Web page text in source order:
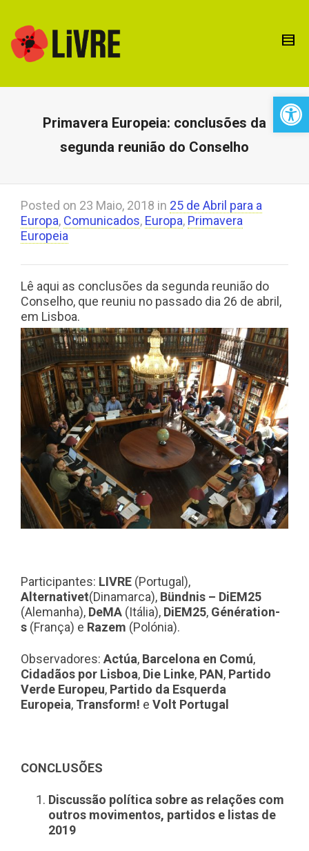
Primavera Europeia: conclusões da
segunda reunião do Conselho
Posted on 23 Maio, 2018 in 25 de Abril para a
Europa, Comunicados, Europa, Primavera
Europeia
Lê aqui as conclusões da segunda reunião do
Conselho, que reuniu no passado dia 26 de abril,
em Lisboa.
Participantes: LIVRE (Portugal),
Alternativet(Dinamarca), Bündnis – DiEM25
(Alemanha), DeMA (Itália), DiEM25, Génération-
s (França) e Razem (Polónia).
Observadores: Actúa, Barcelona en Comú,
Cidadãos por Lisboa, Die Linke, PAN, Partido
Verde Europeu, Partido da Esquerda
Europeia, Transform! e Volt Portugal
CONCLUSÕES
Discussão política sobre as relações com
outros movimentos, partidos e listas de
2019